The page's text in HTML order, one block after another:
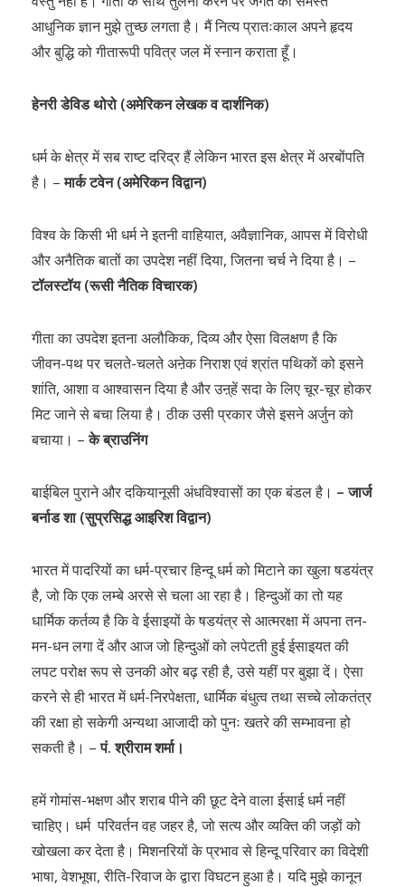
आधुनिक ज्ञान मुझे तुच्छ लगता है। मैं नित्य प्रातःकाल अपने हृदय
और बुद्धि को गीतारूपी पवित्र जल में स्नान कराता हूँ।
हेनरी डेविड थोरो (अमेरिकन लेखक व दार्शनिक)
धर्म के क्षेत्र में सब राष्ट दरिद्र हैं लेकिन भारत इस क्षेत्र में अरबोंपति
है। –मार्क टवेन (अमेरिकन विद्वान)
विश्व के किसी भी धर्म ने इतनी वाहियात, अवैज्ञानिक, आपस में विरोधी
और अनैतिक बातों का उपदेश नहीं दिया, जितना चर्च ने दिया है। –
टॉलस्टॉय (रूसी नैतिक विचारक)
गीता का उपदेश इतना अलौकिक, दिव्य और ऐसा विलक्षण है कि
जीवन-पथ पर चलते-चलते अऩेक निराश एवं श्रांत पथिकों को इसने
शांति, आशा व आश्वासन दिया है और उऩ्हें सदा के लिए चूर-चूर होकर
मिट जाने से बचा लिया है। ठीक उसी प्रकार जैसे इसने अर्जुन को
बचाया। –के ब्राउनिंग
बाईबिल पुराने और दकियानूसी अंधविश्वासों का एक बंडल है। – जार्ज
बर्नाड शा (सुप्रसिद्ध आइरिश विद्वान)
भारत में पादरियों का धर्म-प्रचार हिन्दू धर्म को मिटाने का खुला षडयंत्र
है, जो कि एक लम्बे अरसे से चला आ रहा है। हिन्दुओं का तो यह
धार्मिक कर्तव्य है कि वे ईसाइयों के षडयंत्र से आत्मरक्षा में अपना तन-
मन-धन लगा दें और आज जो हिन्दुओं को लपेटती हुई ईसाइयत की
लपट परोक्ष रूप से उनकी ओर बढ़ रही है, उसे यहीं पर बुझा दें। ऐसा
करने से ही भारत में धर्म-निरपेक्षता, धार्मिक बंधुत्व तथा सच्चे लोकतंत्र
की रक्षा हो सकेगी अन्यथा आजादी को पुनः खतरे की सम्भावना हो
सकती है। –पं. श्रीराम शर्मा।
हमें गोमांस-भक्षण और शराब पीने की छूट देने वाला ईसाई धर्म नहीं
चाहिए। धर्म परिवर्तन वह जहर है, जो सत्य और व्यक्ति की जड़ों को
खोखला कर देता है। मिशनरियों के प्रभाव से हिन्दू परिवार का विदेशी
भाषा, वेशभूषा, रीति-रिवाज के द्वारा विघटन हुआ है। यदि मुझे कानून